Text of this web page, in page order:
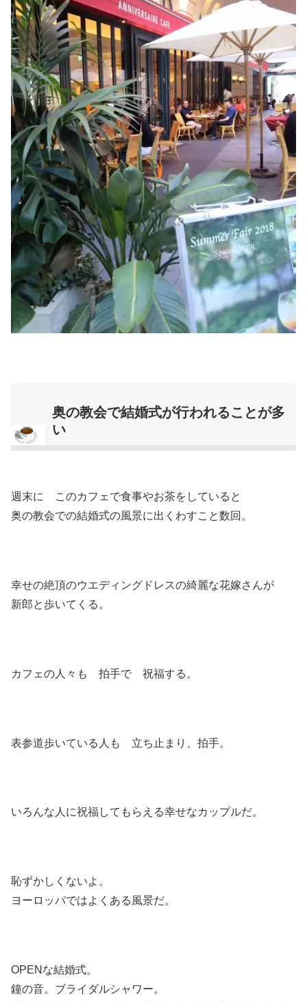
奥の教会で結婚式が行われることが多
い
週末に このカフェで食事やお茶をしていると
奥の教会での結婚式の風景に出くわすこと数回。
幸せの絶頂のウエディングドレスの綺麗な花嫁さんが
新郎と歩いてくる。
カフェの人々も 拍手で 祝福する。
表参道歩いている人も 立ち止まり、拍手。
いろんな人に祝福してもらえる幸せなカップルだ。
恥ずかしくないよ。
ヨーロッパではよくある風景だ。
OPENな結婚式。
鐘の音。ブライダルシャワー。